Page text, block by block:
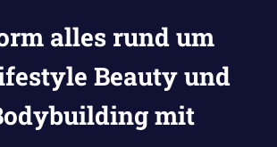
alles rund um
Beauty und
mit